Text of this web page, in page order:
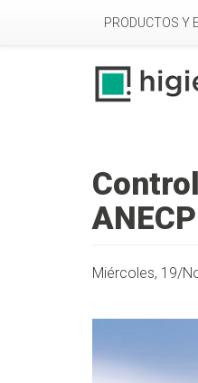
PRODUCTOS Y
Miércoles, 19/